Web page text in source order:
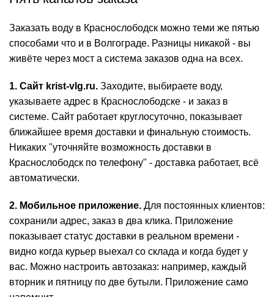
Заказать воду в Краснослободск можно теми же пятью
способами что и в Волгограде. Разницы никакой - вы
живёте через мост а система заказов одна на всех.
1. Сайт krist-vlg.ru. Заходите, выбираете воду,
указываете адрес в Краснослободске - и заказ в
системе. Сайт работает круглосуточно, показывает
ближайшее время доставки и финальную стоимость.
Никаких "уточняйте возможность доставки в
Краснослободск по телефону" - доставка работает, всё
автоматически.
2. Мобильное приложение. Для постоянных клиентов:
сохранили адрес, заказ в два клика. Приложение
показывает статус доставки в реальном времени -
видно когда курьер выехал со склада и когда будет у
вас. Можно настроить автозаказ: например, каждый
вторник и пятницу по две бутыли. Приложение само